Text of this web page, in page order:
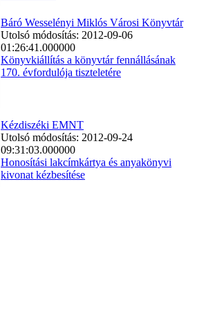
Báró Wesselényi Miklós Városi Könyvtár
Utolsó módosítás: 2012-09-06
01:26:41.000000
Könyvkiállítás a könyvtár fennállásának
170. évfordulója tiszteletére
Kézdiszéki EMNT
Utolsó módosítás: 2012-09-24
09:31:03.000000
Honosítási lakcímkártya és anyakönyvi
kivonat kézbesítése